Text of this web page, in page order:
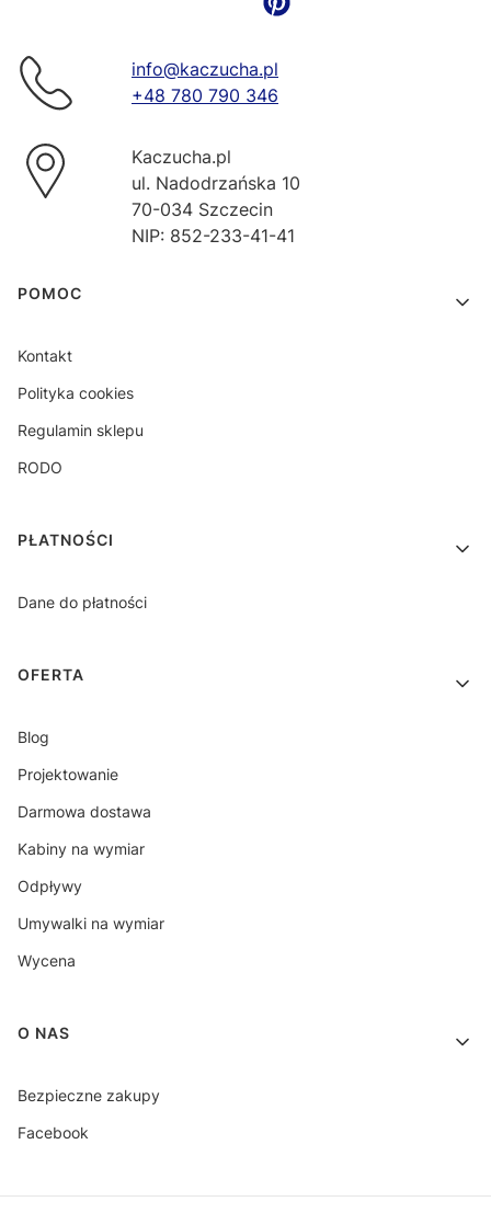
info@kaczucha.pl
+48 780 790 346
Kaczucha.pl
ul. Nadodrzańska 10
70-034 Szczecin
NIP: 852-233-41-41
Linki w stopce
POMOC
Kontakt
Polityka cookies
Regulamin sklepu
RODO
PŁATNOŚCI
Dane do płatności
OFERTA
Blog
Projektowanie
Darmowa dostawa
Kabiny na wymiar
Odpływy
Umywalki na wymiar
Wycena
O NAS
Bezpieczne zakupy
Facebook